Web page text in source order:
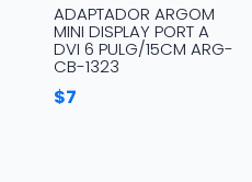
ADAPTADOR ARGOM
MINI DISPLAY PORT A
DVI 6 PULG/15CM ARG-
CB-1323
$7